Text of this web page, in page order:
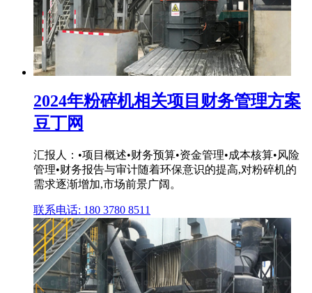
2024年粉碎机相关项目财务管理方案
豆丁网
汇报人： •项目概述•财务预算•资金管理•成本核算•风险
管理•财务报告与审计随着环保意识的提高,对粉碎机的
需求逐渐增加,市场前景广阔。
联系电话: 180 3780 8511